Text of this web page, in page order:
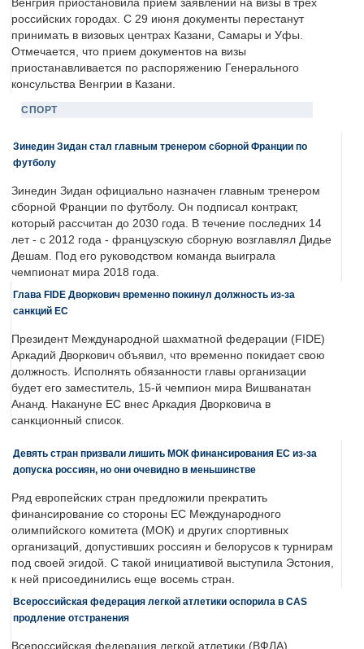
Венгрия приостановила прием заявлений на визы в трех
российских городах. С 29 июня документы перестанут
принимать в визовых центрах Казани, Самары и Уфы.
Отмечается, что прием документов на визы
приостанавливается по распоряжению Генерального
консульства Венгрии в Казани.
СПОРТ
Зинедин Зидан стал главным тренером сборной Франции по
футболу
Зинедин Зидан официально назначен главным тренером
сборной Франции по футболу. Он подписал контракт,
который рассчитан до 2030 года. В течение последних 14
лет - с 2012 года - французскую сборную возглавлял Дидье
Дешам. Под его руководством команда выиграла
чемпионат мира 2018 года.
Глава FIDE Дворкович временно покинул должность из-за
санкций ЕС
Президент Международной шахматной федерации (FIDE)
Аркадий Дворкович объявил, что временно покидает свою
должность. Исполнять обязанности главы организации
будет его заместитель, 15-й чемпион мира Вишванатан
Ананд. Накануне ЕС внес Аркадия Дворковича в
санкционный список.
Девять стран призвали лишить МОК финансирования ЕС из-за
допуска россиян, но они очевидно в меньшинстве
Ряд европейских стран предложили прекратить
финансирование со стороны ЕС Международного
олимпийского комитета (МОК) и других спортивных
организаций, допустивших россиян и белорусов к турнирам
под своей эгидой. С такой инициативой выступила Эстония,
к ней присоединились еще восемь стран.
Всероссийская федерация легкой атлетики оспорила в CAS
продление отстранения
Всероссийская федерация легкой атлетики (ВФЛА)